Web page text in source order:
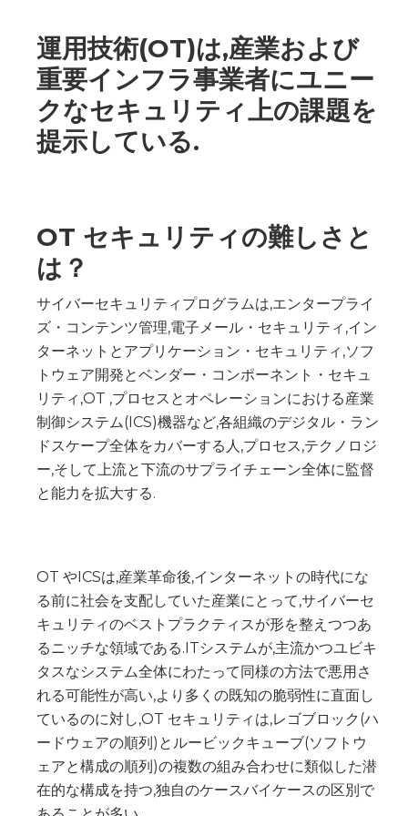
運用技術(OT)は,産業および
重要インフラ事業者にユニー
クなセキュリティ上の課題を
提示している.
OT セキュリティの難しさと
は？
サイバーセキュリティプログラムは,エンタープライ
ズ・コンテンツ管理,電子メール・セキュリティ,イン
ターネットとアプリケーション・セキュリティ,ソフ
トウェア開発とベンダー・コンポーネント・セキュ
リティ,OT ,プロセスとオペレーションにおける産業
制御システム(ICS)機器など,各組織のデジタル・ラン
ドスケープ全体をカバーする人,プロセス,テクノロジ
ー,そして上流と下流のサプライチェーン全体に監督
と能力を拡大する.
OT やICSは,産業革命後,インターネットの時代にな
る前に社会を支配していた産業にとって,サイバーセ
キュリティのベストプラクティスが形を整えつつあ
るニッチな領域である.ITシステムが,主流かつユビキ
タスなシステム全体にわたって同様の方法で悪用さ
れる可能性が高い,より多くの既知の脆弱性に直面し
ているのに対し,OT セキュリティは,レゴブロック(ハ
ードウェアの順列)とルービックキューブ(ソフトウ
ェアと構成の順列)の複数の組み合わせに類似した潜
在的な構成を持つ,独自のケースバイケースの区別で